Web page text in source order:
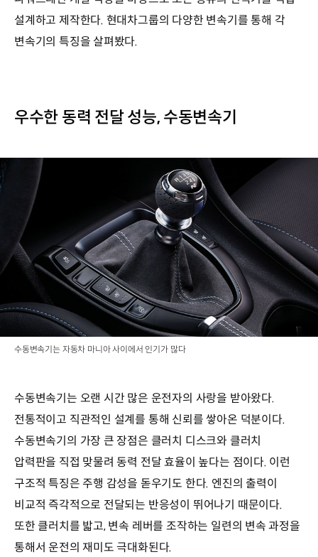
설계하고 제작한다. 현대차그룹의 다양한 변속기를 통해 각
변속기의 특징을 살펴봤다.
우수한 동력 전달 성능, 수동변속기
수동변속기는 자동차 마니아 사이에서 인기가 많다
수동변속기는 오랜 시간 많은 운전자의 사랑을 받아왔다.
전통적이고 직관적인 설계를 통해 신뢰를 쌓아온 덕분이다.
수동변속기의 가장 큰 장점은 클러치 디스크와 클러치
압력판을 직접 맞물려 동력 전달 효율이 높다는 점이다. 이런
구조적 특징은 주행 감성을 돋우기도 한다. 엔진의 출력이
비교적 즉각적으로 전달되는 반응성이 뛰어나기 때문이다.
또한 클러치를 밟고, 변속 레버를 조작하는 일련의 변속 과정을
통해서 운전의 재미도 극대화된다.